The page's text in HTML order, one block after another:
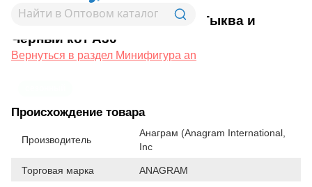
1206-1574А М/ФИГУРА HWN Тыква и
Черный кот А30
Вернуться в раздел Минифигура an
Происхождение товара
Производитель
Анаграм (Anagram International,
Inc
Торговая марка ANAGRAM